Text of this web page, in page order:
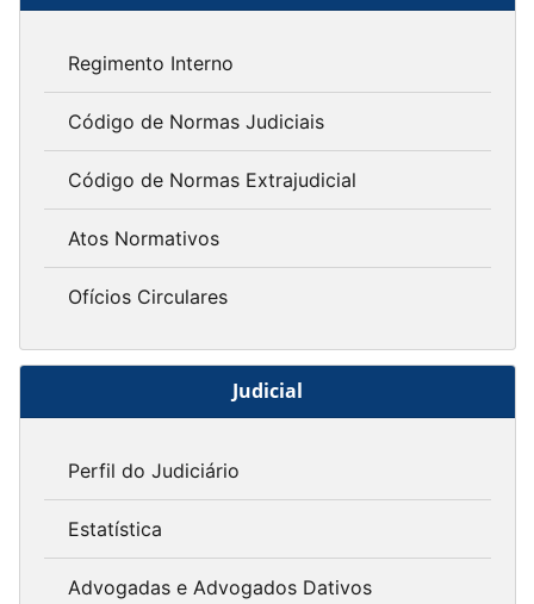
Regimento Interno
Código de Normas Judiciais
Código de Normas Extrajudicial
Atos Normativos
Ofícios Circulares
Judicial
Perfil do Judiciário
Estatística
Advogadas e Advogados Dativos